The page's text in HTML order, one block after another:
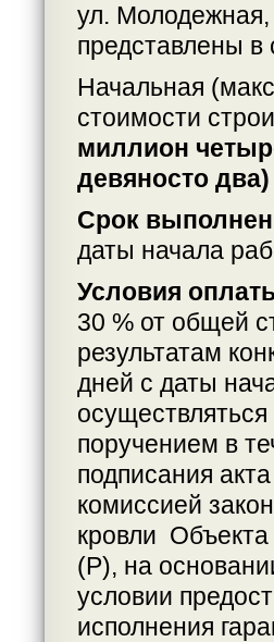
ул.
представлены в
Начальная
стоимости
миллион
девяносто
Срок
даты начала
Условия
30 % от общей
результатам
дней с даты
поручением в
подписания
комиссией
кровли
(Р), на
условии
исполнения